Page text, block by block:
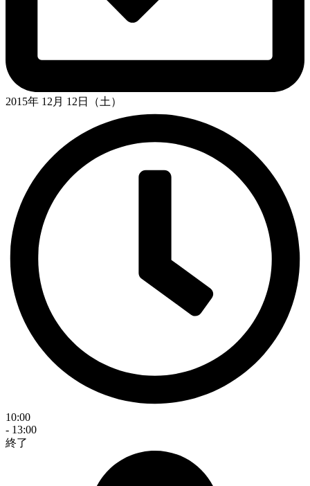
2015年 12月 12日（土）
10:00
- 13:00
終了